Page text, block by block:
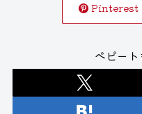
Pinterest
ぺピー